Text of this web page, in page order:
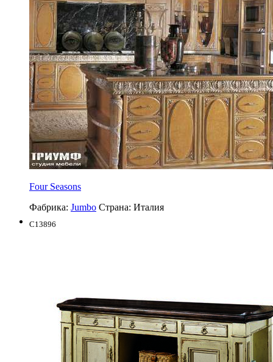
Four Seasons
Фабрика: Jumbo Страна: Италия
C13896